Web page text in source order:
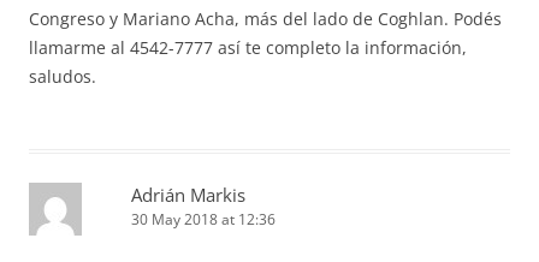
Congreso y Mariano Acha, más del lado de Coghlan. Podés
llamarme al 4542-7777 así te completo la información,
saludos.
Adrián Markis
30 May 2018 at 12:36